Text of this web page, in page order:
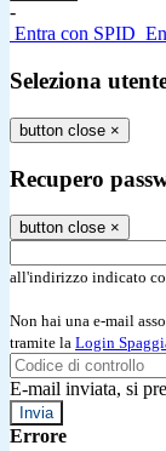
-
Entra con SPID
Seleziona
button close ×
Recupero
button close ×
all'indirizzo indicato
Non hai una e-mail
tramite la Login
E-mail inviata, si
Errore